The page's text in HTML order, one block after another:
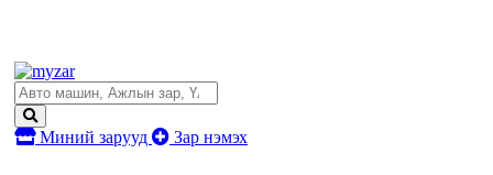
Миний зарууд Зар нэмэх